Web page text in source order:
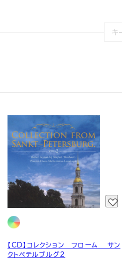
検
【CD】コレクション フローム サン
クトペテルブルグ2